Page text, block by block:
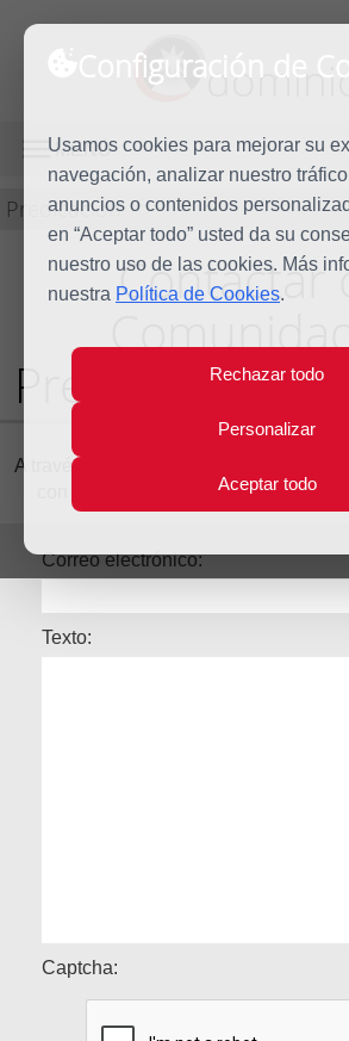
Configuración de
Usamos cookies para mejorar su
navegación, analizar nuestro
anuncios o contenidos
en “Aceptar todo” usted da su
nuestro uso de las cookies. Más
nuestra Política de Cookies.
Rechazar todo
Personalizar
Aceptar todo
MENÚ
Predicación
Contactar
Predicadores
A través del siguiente formulario
Comunidad de Predicadores
Correo electrónico:
Texto:
Captcha: